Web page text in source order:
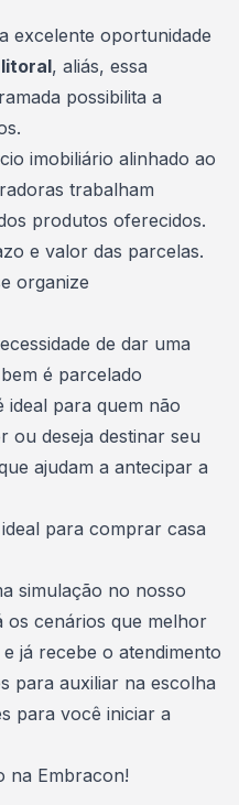
excelente oportunidade
, aliás, essa
possibilita a
imobiliário alinhado ao
trabalham
produtos oferecidos.
e valor das parcelas.
organize
de dar uma
é parcelado
ideal para quem não
ou deseja destinar seu
ajudam a antecipar a
para comprar casa
simulação no nosso
os cenários que melhor
já recebe o atendimento
para auxiliar na escolha
para você iniciar a
na Embracon!